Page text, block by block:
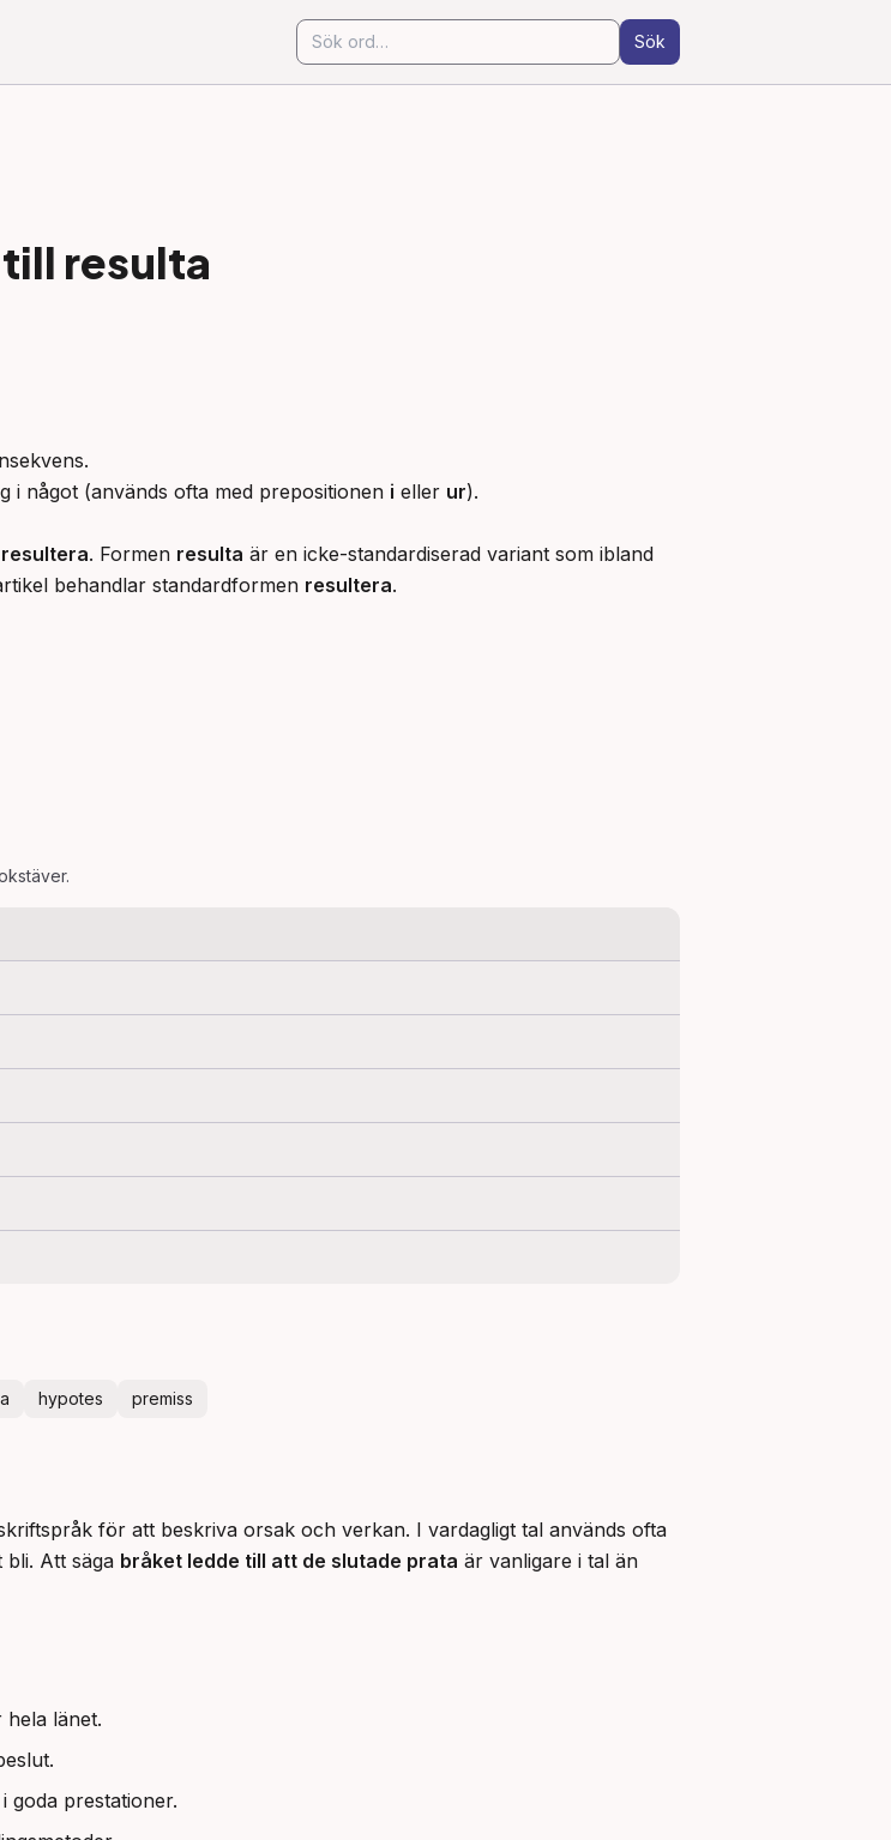
Sök
resulta
i något (används ofta med prepositionen i eller ur).
resultera. Formen resulta är en icke-standardiserad variant som ibland
behandlar standardformen resultera.
hypotes premiss
för att beskriva orsak och verkan. I vardagligt tal används ofta
Att säga bråket ledde till att de slutade prata är vanligare i tal än
länet.
goda prestationer.